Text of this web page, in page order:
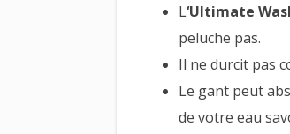
L‘Ultimate
peluche pas.
Il ne durcit pas
Le gant peut
de votre eau